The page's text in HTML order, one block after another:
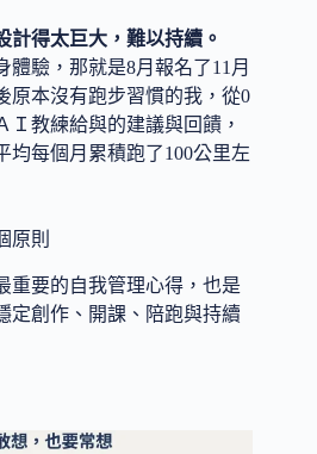
計得太巨大，難以持續。
驗，那就是8月報名了11月
原本沒有跑步習慣的我，從0
Ｉ教練給與的建議與回饋，
均每個月累積跑了100公里左
原則
重要的自我管理心得，也是
定創作、開課、陪跑與持續